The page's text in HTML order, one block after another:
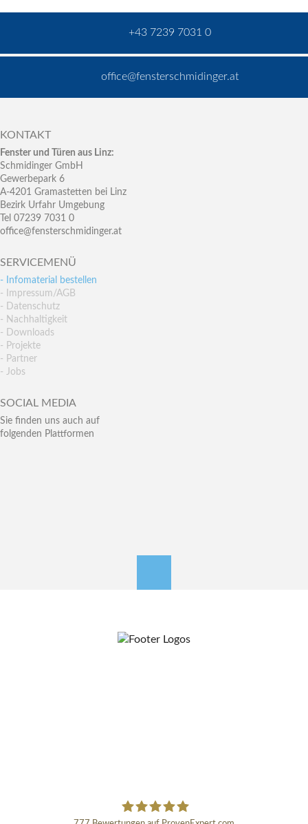
+43 7239 7031 0
office@fensterschmidinger.at
KONTAKT
Fenster und Türen aus Linz:
Schmidinger GmbH
Gewerbepark 6
A-4201 Gramastetten bei Linz
Bezirk Urfahr Umgebung
Tel 07239 7031 0
office@fensterschmidinger.at
SERVICEMENÜ
- Infomaterial bestellen
- Impressum/AGB
- Datenschutz
- Nachhaltigkeit
- Downloads
- Projekte
- Partner
- Jobs
SOCIAL MEDIA
Sie finden uns auch auf
folgenden Plattformen